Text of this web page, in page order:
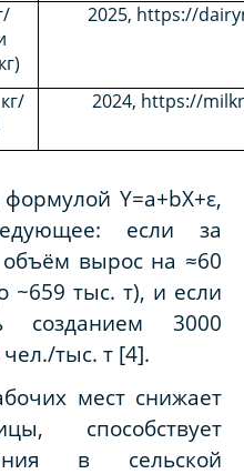
/
кг)
2025, https://
/
2024, https://
формулой Y=a+bX+ε,
если за
объём вырос на ≈60
~659 тыс. т), и если
созданием 3000
тыс. т [4].
мест снижает
способствует
в сельской